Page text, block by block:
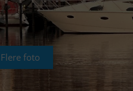
Flere foto